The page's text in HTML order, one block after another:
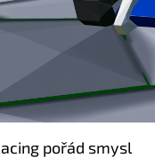
pořád smysl